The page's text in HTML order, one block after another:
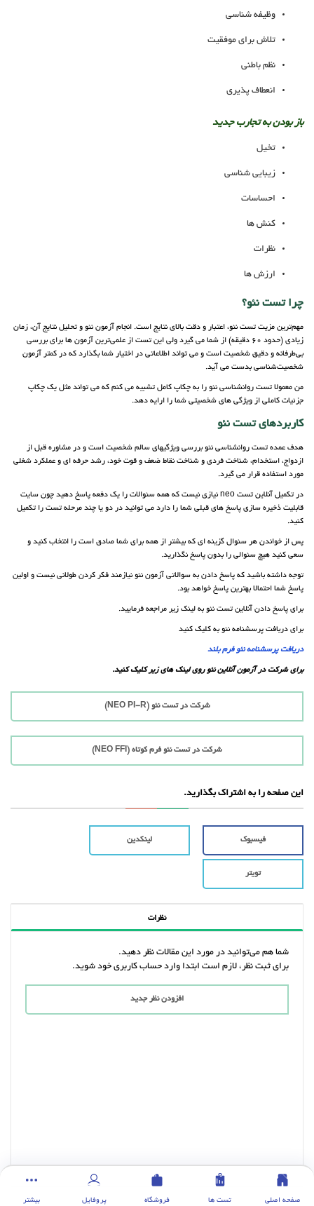
وظیفه شناسی
تلاش برای موفقیت
نظم باطنی
انعطاف پذیری
باز بودن به تجارب جدید
تخیل
زیبایی شناسی
احساسات
کنش ها
نظرات
ارزش ها
چرا تست نئو؟
مهم‌ترین مزیت تست نئو، اعتبار و دقت بالای نتایج است. انجام آزمون نئو و تحلیل نتایج آن، زمان
زیادی (حدود 60 دقیقه) از شما می گیرد ولی این تست از علمی‌ترین آزمون ها برای بررسی
بی‌طرفانه و دقیق شخصیت است و می تواند اطلاعاتی در اختیار شما بگذارد که در کمتر آزمون
شخصیت‌شناسی بدست می آید.
من معمولا تست روانشناسی نئو را به چکاپ کامل تشبیه می کنم که می تواند مثل یک چکاپ
جزئیات کاملی از ویژگی های شخصیتی شما را ارایه دهد.
کاربردهای تست نئو
هدف عمده تست روانشناسی نئو بررسی ویژگی­های سالم شخصیت است و در مشاوره قبل از
ازدواج، استخدام، شناخت فردی و شناخت نقاط ضعف و قوت خود، رشد حرفه ای و عملکرد شغلی
مورد استفاده قرار می گیرد.
در تکمیل آنلاین تست neo نیازی نیست که همه سئوالات را یک دفعه پاسخ دهید چون سایت
قابلیت ذخیره سازی پاسخ های قبلی شما را دارد می توانید در دو یا چند مرحله تست را تکمیل
کنید.
پس از خواندن هر سئوال گزینه ای که بیشتر از همه برای شما صادق است را انتخاب کنید و
سعی کنید هیچ سئوالی را بدون پاسخ نگذارید.
توجه داشته باشید که پاسخ دادن به سوالاتی آزمون نئو نیازمند فکر کردن طولانی نیست و اولین
پاسخ شما احتمالا بهترین پاسخ خواهد بود.
برای پاسخ دادن آنلاین تست نئو به لینک زیر مراجعه فرمایید.
برای دربافت پرسشنامه نئو به کلیک کنید
دریافت پرسشنامه نئو فرم بلند
برای شرکت در آزمون آنلاین نئو روی لینک های زیر کلیک کنید.
شرکت در تست نئو (NEO PI-R)
شرکت در تست نئو فرم کوتاه (NEO FFI)
این صفحه را به اشتراک بگذارید.
فیسبوک لینکدین
تویتر
نظرات
شما هم می‌توانید در مورد این مقالات نظر دهید.
برای ثبت نظر، لازم است ابتدا وارد حساب کاربری خود شوید.
افزودن نظر جدید
صفحه اصلی تست ها فروشگاه پروفایل بیشتر